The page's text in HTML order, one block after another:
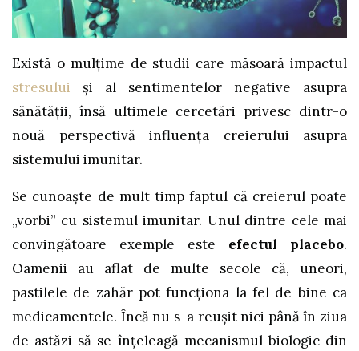
Există o mulțime de studii care măsoară impactul
stresului și al sentimentelor negative asupra
sănătății, însă ultimele cercetări privesc dintr-o
nouă perspectivă influența creierului asupra
sistemului imunitar.
Se cunoaște de mult timp faptul că creierul poate
„vorbi” cu sistemul imunitar. Unul dintre cele mai
convingătoare exemple este efectul placebo.
Oamenii au aflat de multe secole că, uneori,
pastilele de zahăr pot funcționa la fel de bine ca
medicamentele. Încă nu s-a reușit nici până în ziua
de astăzi să se înțeleagă mecanismul biologic din